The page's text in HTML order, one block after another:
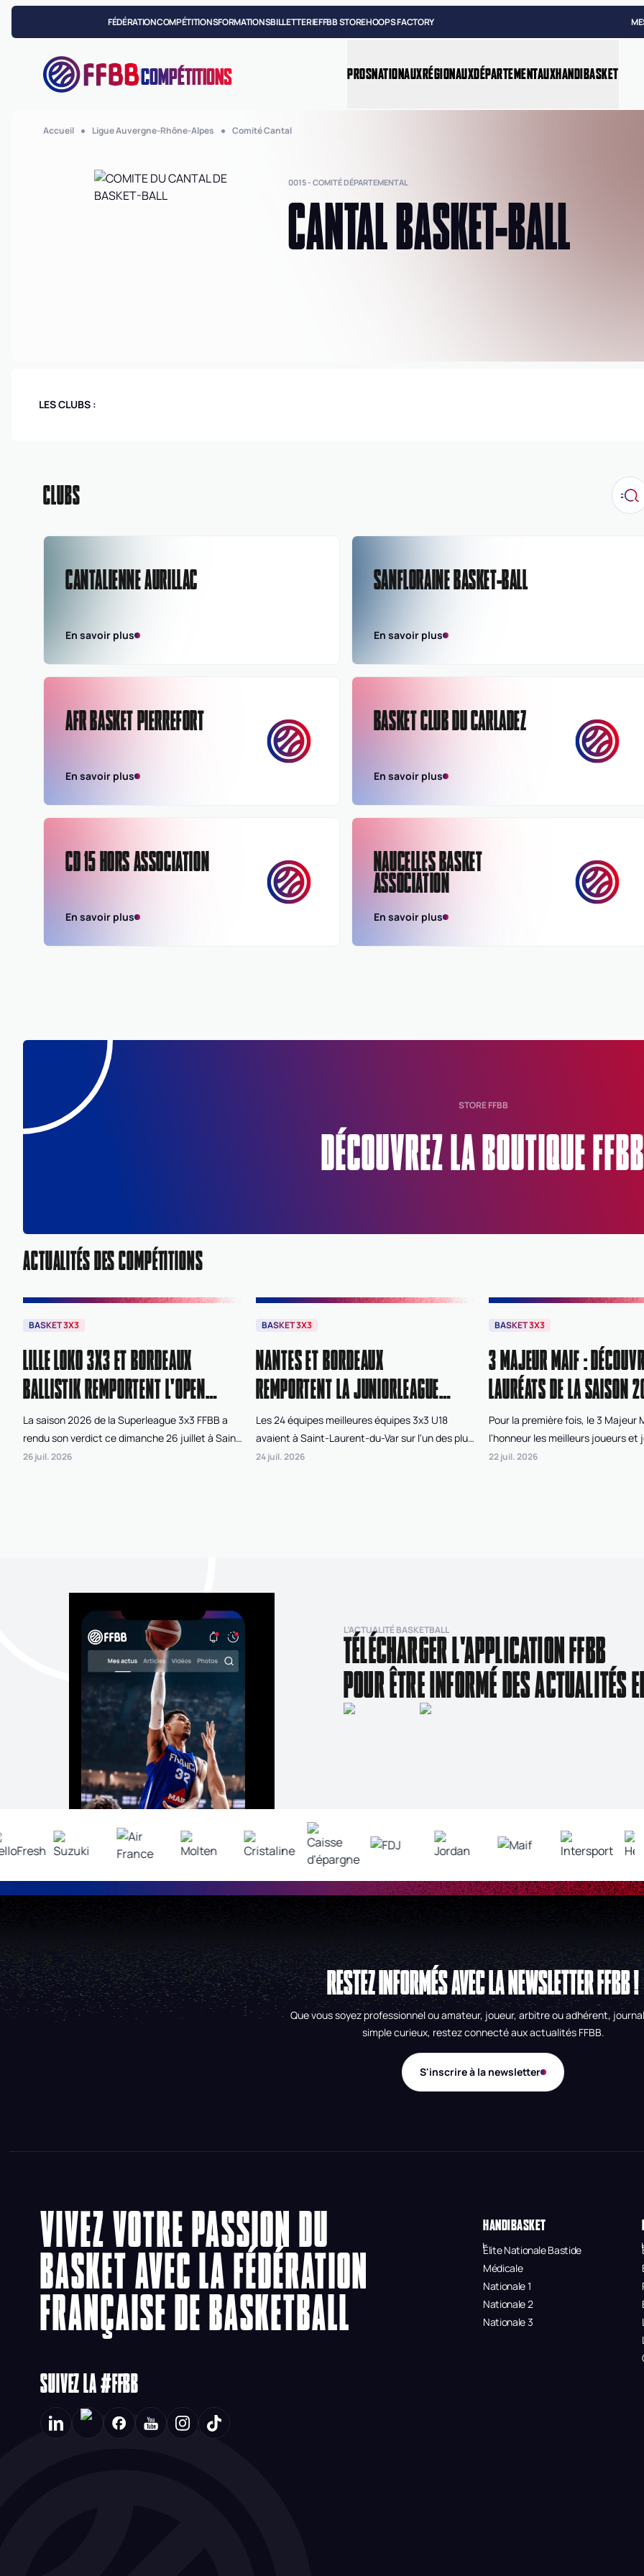
FÉDÉRATIONCOMPÉTITIONSFORMATIONSBILLETTERIEFFBB STOREHOOPS FACTORY
COMPÉTITIONS PROSNATIONAUXRÉGIONAUXDÉPARTEMENTAUXHANDIBASKET
Accueil Ligue Auvergne-Rhône-Alpes Comité Cantal
0015 - COMITÉ DÉPARTEMENTAL
CANTAL BASKET-BALL
LES CLUBS :
CLUBS
CANTALIENNE AURILLAC
En savoir plus
SANFLORAINE BASKET-BALL
En savoir plus
AFR BASKET PIERREFORT
En savoir plus
BASKET CLUB DU CARLADEZ
En savoir plus
CD 15 HORS ASSOCIATION
En savoir plus
NAUCELLES BASKET
ASSOCIATION
En savoir plus
STORE FFBB
DÉCOUVREZ LA BOUTIQUE FFBB
ACTUALITÉS DES COMPÉTITIONS
BASKET 3X3
LILLE LOKO 3X3 ET BORDEAUX
BALLISTIK REMPORTENT L'OPEN
DE FRANCE 3X3 FFBB 2026
La saison 2026 de la Superleague 3x3 FFBB a
rendu son verdict ce dimanche 26 juillet à Saint-
Laurent-du-Var. Au terme de deux journées de
26 juil. 2026
BASKET 3X3
NANTES ET BORDEAUX
REMPORTENT LA JUNIORLEAGUE
3X3 FFBB
Les 24 équipes meilleures équipes 3x3 U18
avaient à Saint-Laurent-du-Var sur l'un des plus
beau spot 3x3 de France pour disputer l'Open de
24 juil. 2026
BASKET 3X3
3 MAJEUR MAIF :
LAURÉATS DE LA SAISON
Pour la première fois, le 3 Majeur
l'honneur les meilleurs joueurs et
saison de Superleague 3x3 FFBB.
22 juil. 2026
L’ACTUALITÉ BASKETBALL
TÉLÉCHARGER L'APPLICATION FFBB
POUR ÊTRE INFORMÉ DES ACTUALITÉS
RESTEZ INFORMÉS AVEC LA NEWSLETTER FFBB !
Que vous soyez professionnel ou amateur, joueur, arbitre ou adhérent,
simple curieux, restez connecté aux actualités FFBB.
S'inscrire à la newsletter
VIVEZ VOTRE PASSION DU
BASKET AVEC LA FÉDÉRATION
FRANÇAISE DE BASKETBALL
SUIVEZ LA #FFBB
HANDIBASKET
Élite Nationale Bastide
Médicale
Nationale 1
Nationale 2
Nationale 3